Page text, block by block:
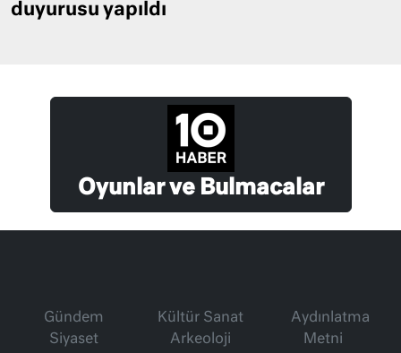
duyurusu yapıldı
Oyunlar ve Bulmacalar
Gündem
Siyaset
Kültür Sanat
Arkeoloji
Aydınlatma
Metni